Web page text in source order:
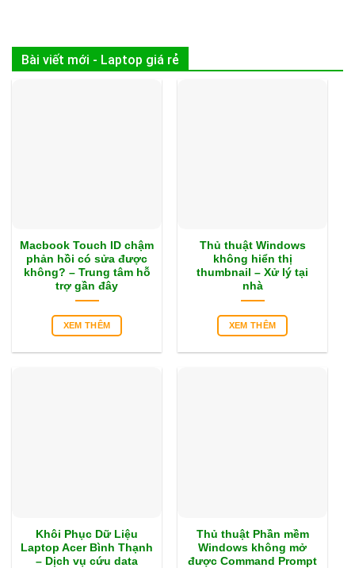
Bài viết mới - Laptop giá rẻ
Macbook Touch ID chậm
phản hồi có sửa được
không? – Trung tâm hỗ
trợ gần đây
XEM THÊM
Thủ thuật Windows
không hiển thị
thumbnail – Xử lý tại
nhà
XEM THÊM
Khôi Phục Dữ Liệu
Laptop Acer Bình Thạnh
– Dịch vụ cứu data
Thủ thuật Phần mềm
Windows không mở
được Command Prompt